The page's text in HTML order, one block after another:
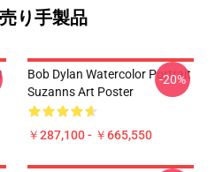
り手製品
Bob Dylan Watercolor Portrait
Suzanns Art Poster
￥287,100 - ￥665,550
-20%